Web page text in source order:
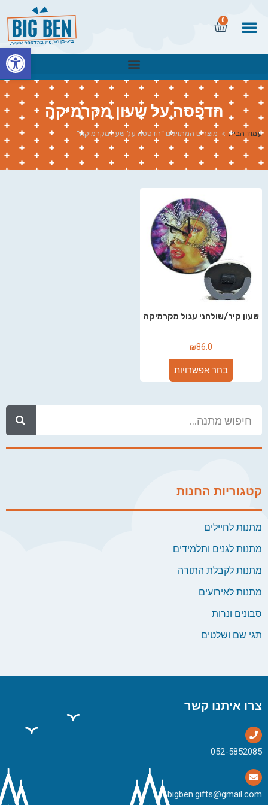
0
הדפסה על שעון מקרמיקה
עמוד הבית > מוצרים המתויגים “הדפסה על שעון מקרמיקה”
קטגוריות החנות
מתנות לחיילים
מתנות לגנים ותלמידים
מתנות לקבלת התורה
מתנות לאירועים
סבונים ונרות
תגי שם ושלטים
שעון קיר/שולחני עגול מקרמיקה
₪86.0
בחר אפשרויות
צרו איתנו קשר
bigben.gifts@gmail.com